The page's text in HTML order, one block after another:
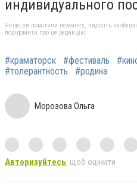
индивидуального
Якщо ви помітили помилку, виділіть
повідомити про це редакцію
#краматорск #фестиваль
#толерантность
#родина
Морозова Ольга
Авторизуйтесь, щоб оцінити